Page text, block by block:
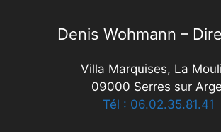
Denis Wohmann –
Villa Marquises, La
09000 Serres sur
Tél : 06.02.35.81.41